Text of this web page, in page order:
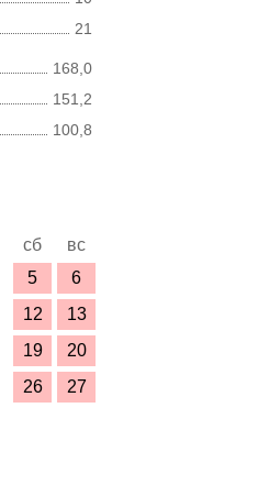
21
168,0
151,2
100,8
сб
вс
5
6
12
13
19
20
26
27